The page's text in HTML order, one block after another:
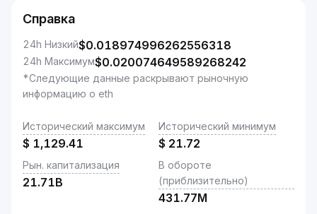
Справка
24h Низкий$0.018974996262556318
24h Максимум$0.020074649589268242
*Следующие данные раскрывают рыночную
информацию о eth
Исторический максимум
$ 1,129.41
Исторический минимум
$ 21.72
Рын. капитализация
21.71B
В обороте
(приблизительно)
431.77M